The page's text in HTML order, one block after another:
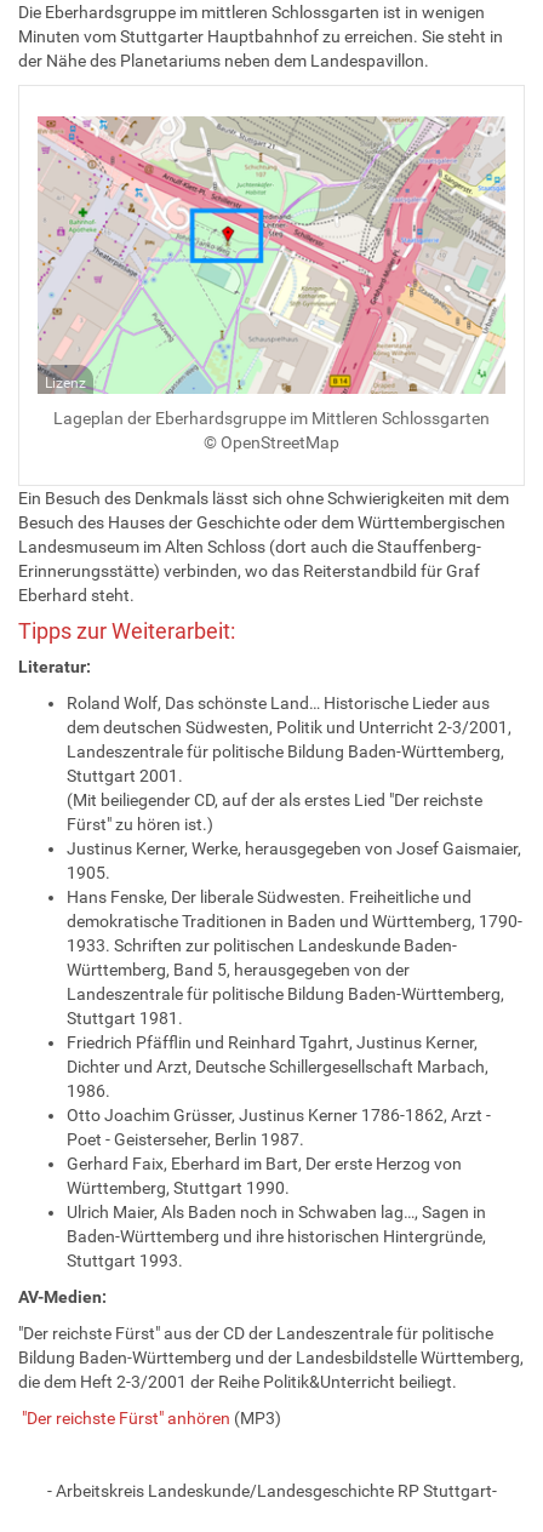
Die Eberhardsgruppe im mittleren Schlossgarten ist in wenigen
Minuten vom Stuttgarter Hauptbahnhof zu erreichen. Sie steht in
der Nähe des Planetariums neben dem Landespavillon.
Lizenz
Lageplan der Eberhardsgruppe im Mittleren Schlossgarten
© OpenStreetMap
Ein Besuch des Denkmals lässt sich ohne Schwierigkeiten mit dem
Besuch des Hauses der Geschichte oder dem Württembergischen
Landesmuseum im Alten Schloss (dort auch die Stauffenberg-
Erinnerungsstätte) verbinden, wo das Reiterstandbild für Graf
Eberhard steht.
Tipps zur Weiterarbeit:
Literatur:
Roland Wolf, Das schönste Land… Historische Lieder aus
dem deutschen Südwesten, Politik und Unterricht 2-3/2001,
Landeszentrale für politische Bildung Baden-Württemberg,
Stuttgart 2001.
(Mit beiliegender CD, auf der als erstes Lied "Der reichste
Fürst" zu hören ist.)
Justinus Kerner, Werke, herausgegeben von Josef Gaismaier,
1905.
Hans Fenske, Der liberale Südwesten. Freiheitliche und
demokratische Traditionen in Baden und Württemberg, 1790-
1933. Schriften zur politischen Landeskunde Baden-
Württemberg, Band 5, herausgegeben von der
Landeszentrale für politische Bildung Baden-Württemberg,
Stuttgart 1981.
Friedrich Pfäfflin und Reinhard Tgahrt, Justinus Kerner,
Dichter und Arzt, Deutsche Schillergesellschaft Marbach,
1986.
Otto Joachim Grüsser, Justinus Kerner 1786-1862, Arzt -
Poet - Geisterseher, Berlin 1987.
Gerhard Faix, Eberhard im Bart, Der erste Herzog von
Württemberg, Stuttgart 1990.
Ulrich Maier, Als Baden noch in Schwaben lag…, Sagen in
Baden-Württemberg und ihre historischen Hintergründe,
Stuttgart 1993.
AV-Medien:
"Der reichste Fürst" aus der CD der Landeszentrale für politische
Bildung Baden-Württemberg und der Landesbildstelle Württemberg,
die dem Heft 2-3/2001 der Reihe Politik&Unterricht beiliegt.
"Der reichste Fürst" anhören (MP3)
- Arbeitskreis Landeskunde/Landesgeschichte RP Stuttgart-